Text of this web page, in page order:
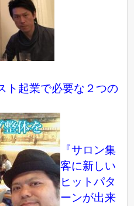
ト起業で必要な２つの
『サロン集
客に新しい
ヒットパタ
ーンが出来